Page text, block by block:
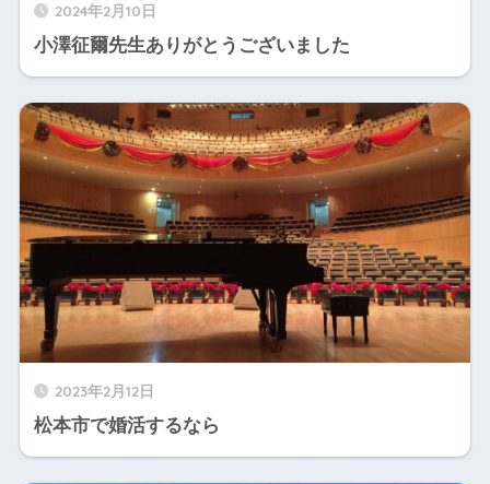
2024年2月10日
小澤征爾先生ありがとうございました
2023年2月12日
松本市で婚活するなら